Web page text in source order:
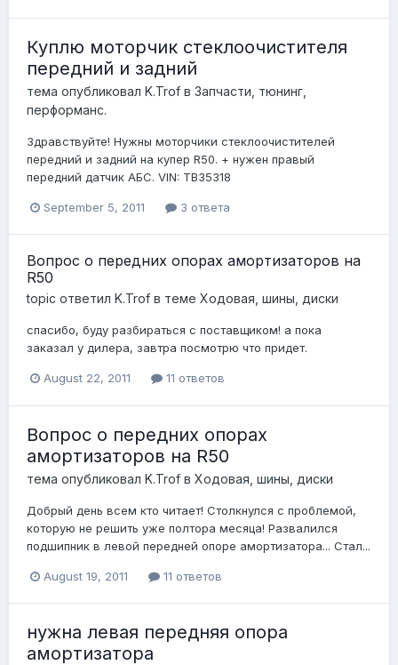
Куплю моторчик стеклоочистителя
передний и задний
тема опубликовал K.Trof в Запчасти, тюнинг,
перформанс.
Здравствуйте! Нужны моторчики стеклоочистителей
передний и задний на купер R50. + нужен правый
передний датчик АБС. VIN: TB35318
September 5, 2011 3 ответа
Вопрос о передних опорах амортизаторов на
R50
topic ответил K.Trof в теме Ходовая, шины, диски
спасибо, буду разбираться с поставщиком! а пока
заказал у дилера, завтра посмотрю что придет.
August 22, 2011 11 ответов
Вопрос о передних опорах
амортизаторов на R50
тема опубликовал K.Trof в Ходовая, шины, диски
Добрый день всем кто читает! Столкнулся с проблемой,
которую не решить уже полтора месяца! Развалился
подшипник в левой передней опоре амортизатора... Стал...
August 19, 2011 11 ответов
нужна левая передняя опора
амортизатора